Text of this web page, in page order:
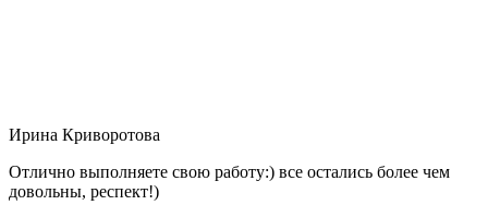
Ирина Криворотова
Отлично выполняете свою работу:) все остались более чем
довольны, респект!)